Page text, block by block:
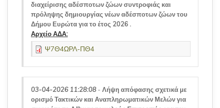
διαχείρισης αδέσποτων ζώων συντροφιάς και
πρόληψης δημιουργίας νέων αδέσποτων ζώων του
Δήμου Ευρώτα για το έτος 2026 .
Αρχείο ΑΔΑ:
Ψ7Θ4ΩΡΛ-ΠΘ4
03-04-2026 11:28:08 - Λήψη απόφασης σχετικά με
ορισμό Τακτικών και Αναπληρωματικών Μελών για